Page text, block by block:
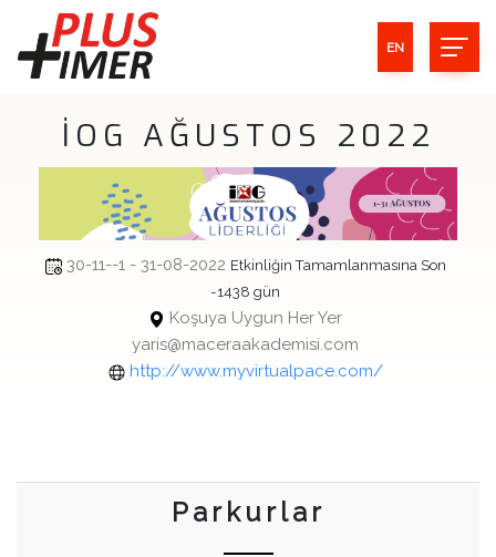
EN
İOG AĞUSTOS 2022
30-11--1 - 31-08-2022 Etkinliğin Tamamlanmasına Son
-1438 gün
Koşuya Uygun Her Yer
yaris@maceraakademisi.com
http://www.myvirtualpace.com/
Parkurlar